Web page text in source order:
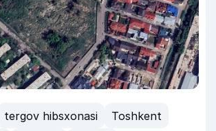
tergov hibsxonasi
Toshkent